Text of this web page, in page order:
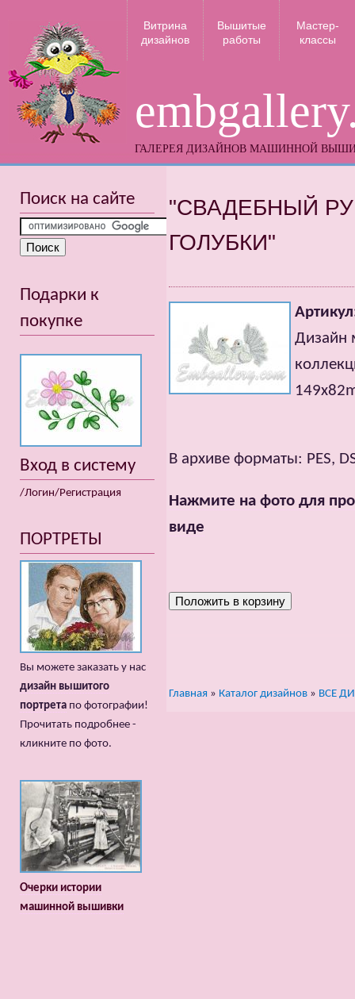
ГАЛЕРЕЯ ДИЗАЙНОВ МАШИННОЙ
Витрина
дизайнов
Вышитые
работы
Мастер-
классы
"СВАДЕБНЫЙ
ГОЛУБКИ"
Дизайн
В архиве форматы: PES,
Нажмите на фото для
виде
Главная » Каталог дизайнов » ВСЕ
Поиск на сайте
Подарки к
покупке
Вход в систему
/Логин/Регистрация
ПОРТРЕТЫ
Вы можете заказать у нас
дизайн вышитого
портрета по фотографии!
Прочитать подробнее -
кликните по фото.
Очерки истории
машинной вышивки